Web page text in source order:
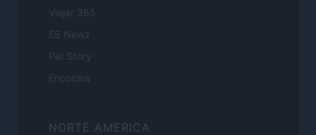
Viajar 365
ES Newz
Pet Story
Encocina
NORTE AMERICA